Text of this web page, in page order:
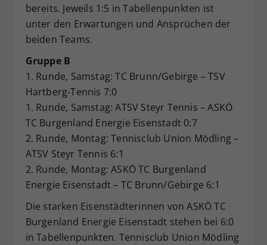
bereits. Jeweils 1:5 in Tabellenpunkten ist
unter den Erwartungen und Ansprüchen der
beiden Teams.
Gruppe B
1. Runde, Samstag: TC Brunn/Gebirge – TSV
Hartberg-Tennis 7:0
1. Runde, Samstag: ATSV Steyr Tennis – ASKÖ
TC Burgenland Energie Eisenstadt 0:7
2. Runde, Montag: Tennisclub Union Mödling –
ATSV Steyr Tennis 6:1
2. Runde, Montag: ASKÖ TC Burgenland
Energie Eisenstadt – TC Brunn/Gebirge 6:1
Die starken Eisenstädterinnen von ASKÖ TC
Burgenland Energie Eisenstadt stehen bei 6:0
in Tabellenpunkten. Tennisclub Union Mödling